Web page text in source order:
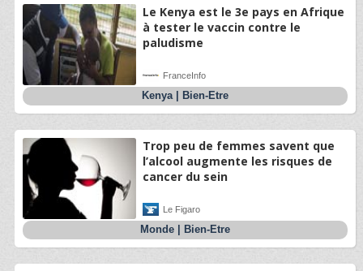
Le Kenya est le 3e pays en Afrique
à tester le vaccin contre le
paludisme
FranceInfo
Kenya| Bien-Etre
Trop peu de femmes savent que
l’alcool augmente les risques de
cancer du sein
Le Figaro
Monde| Bien-Etre